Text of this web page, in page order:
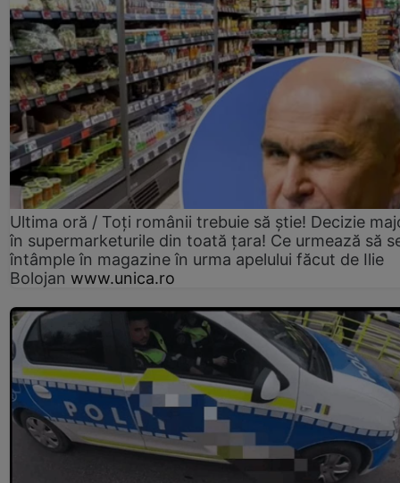
Ultima oră / Toți românii trebuie să știe! Decizie
în supermarketurile din toată țara! Ce urmează să
întâmple în magazine în urma apelului făcut de Ilie
Bolojan www.unica.ro